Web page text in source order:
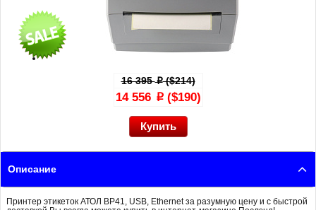
16 395p($214)
14 556 p($190)
Описание
Принтер этикеток АТОЛ BP41, USB, Ethernet за разумную цену и с быстрой